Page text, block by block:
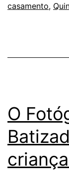
casamento,
O